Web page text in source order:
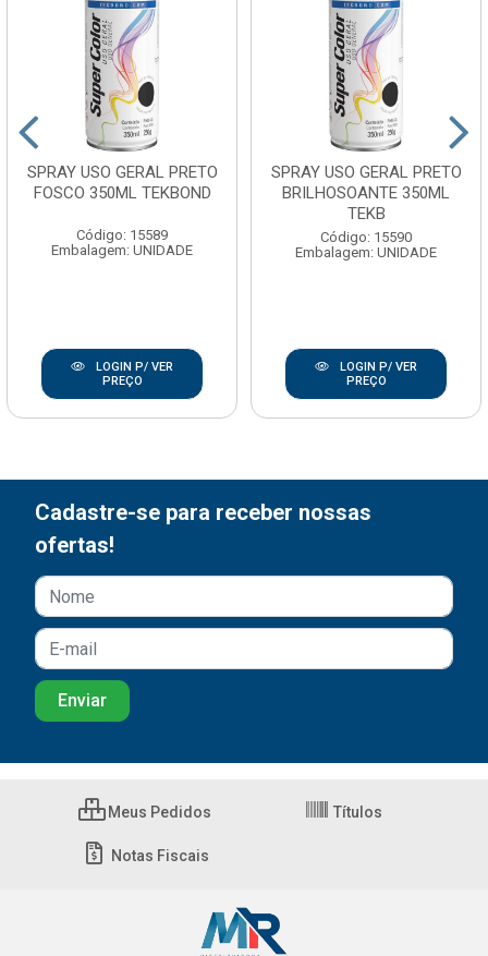
SPRAY USO GERAL PRETO
FOSCO 350ML TEKBOND
Código: 15589
Embalagem: UNIDADE
LOGIN P/ VER
PREÇO
SPRAY USO GERAL PRETO
BRILHOSOANTE 350ML
TEKB
Código: 15590
Embalagem: UNIDADE
LOGIN P/ VER
PREÇO
Cadastre-se para receber nossas
ofertas!
Meus Pedidos Títulos
Notas Fiscais